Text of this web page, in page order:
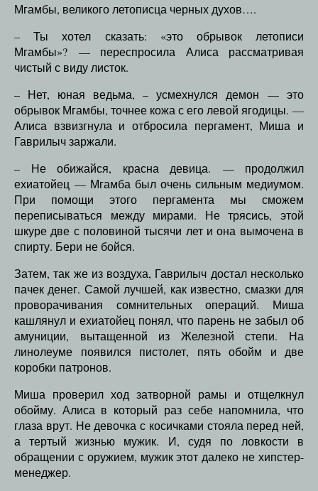
Мгамбы, великого летописца черных духов….
– Ты хотел сказать: «это обрывок летописи
Мгамбы»? — переспросила Алиса рассматривая
чистый с виду листок.
– Нет, юная ведьма, – усмехнулся демон — это
обрывок Мгамбы, точнее кожа с его левой ягодицы. —
Алиса взвизгнула и отбросила пергамент, Миша и
Гаврилыч заржали.
– Не обижайся, красна девица. — продолжил
ехиатойец — Мгамба был очень сильным медиумом.
При помощи этого пергамента мы сможем
переписываться между мирами. Не трясись, этой
шкуре две с половиной тысячи лет и она вымочена в
спирту. Бери не бойся.
Затем, так же из воздуха, Гаврилыч достал несколько
пачек денег. Самой лучшей, как известно, смазки для
проворачивания сомнительных операций. Миша
кашлянул и ехиатойец понял, что парень не забыл об
амуниции, вытащенной из Железной степи. На
линолеуме появился пистолет, пять обойм и две
коробки патронов.
Миша проверил ход затворной рамы и отщелкнул
обойму. Алиса в который раз себе напомнила, что
глаза врут. Не девочка с косичками стояла перед ней,
а тертый жизнью мужик. И, судя по ловкости в
обращении с оружием, мужик этот далеко не хипстер-
менеджер.